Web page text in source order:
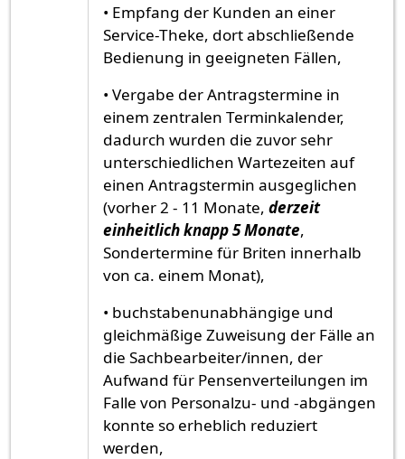
• Empfang der Kunden an einer
Service-Theke, dort abschließende
Bedienung in geeigneten Fällen,
• Vergabe der Antragstermine in
einem zentralen Terminkalender,
dadurch wurden die zuvor sehr
unterschiedlichen Wartezeiten auf
einen Antragstermin ausgeglichen
(vorher 2 - 11 Monate, derzeit
einheitlich knapp 5 Monate,
Sondertermine für Briten innerhalb
von ca. einem Monat),
• buchstabenunabhängige und
gleichmäßige Zuweisung der Fälle an
die Sachbearbeiter/innen, der
Aufwand für Pensenverteilungen im
Falle von Personalzu- und -abgängen
konnte so erheblich reduziert
werden,